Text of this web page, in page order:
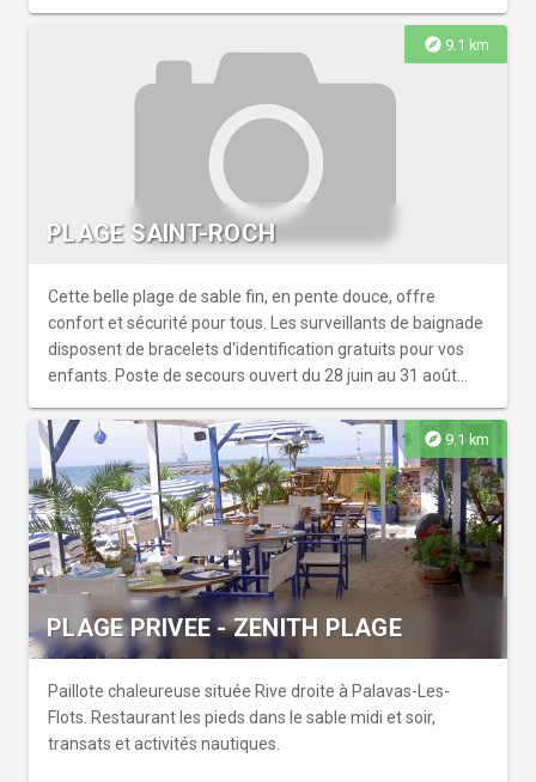
explore 9.1 km
PLAGE SAINT-ROCH
Cette belle plage de sable fin, en pente douce, offre
confort et sécurité pour tous. Les surveillants de baignade
disposent de bracelets d'identification gratuits pour vos
enfants. Poste de secours ouvert du 28 juin au 31 août
saison. Equipements : cheminement par tapis rigide, 1
tiralo disponible aux heures d'ouverture, rince-pieds.
Toilettes non accessibles aux PMR.
explore 9.1 km
PLAGE PRIVEE - ZENITH PLAGE
Paillote chaleureuse située Rive droite à Palavas-Les-
Flots. Restaurant les pieds dans le sable midi et soir,
transats et activités nautiques.